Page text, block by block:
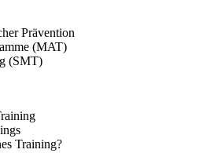
Prävention
(MAT)
(SMT)
Training?